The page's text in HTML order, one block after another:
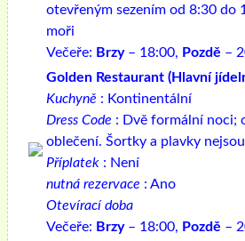
otevřeným sezením od 8:30 do
moři
Večeře: Brzy– 18:00, Pozdě –
Golden Restaurant (Hlavní
Kuchyně : Kontinentální
Dress Code : Dvě formální noci;
oblečení. Šortky a plavky
Příplatek : Není
nutná rezervace : Ano
Otevírací doba
Večeře: Brzy– 18:00, Pozdě –